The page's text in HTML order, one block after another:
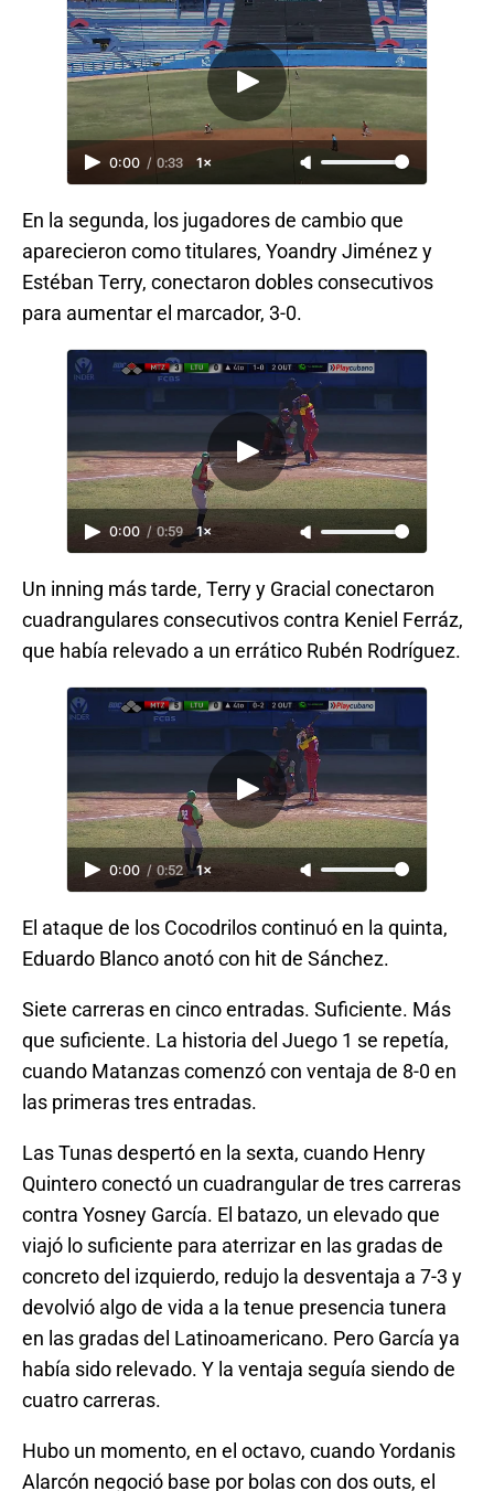
0:00 / 0:33 1×
En la segunda, los jugadores de cambio que
aparecieron como titulares, Yoandry Jiménez y
Estéban Terry, conectaron dobles consecutivos
para aumentar el marcador, 3-0.
0:00 / 0:59 1×
Un inning más tarde, Terry y Gracial conectaron
cuadrangulares consecutivos contra Keniel Ferráz,
que había relevado a un errático Rubén Rodríguez.
0:00 / 0:52 1×
El ataque de los Cocodrilos continuó en la quinta,
Eduardo Blanco anotó con hit de Sánchez.
Siete carreras en cinco entradas. Suficiente. Más
que suficiente. La historia del Juego 1 se repetía,
cuando Matanzas comenzó con ventaja de 8-0 en
las primeras tres entradas.
Las Tunas despertó en la sexta, cuando Henry
Quintero conectó un cuadrangular de tres carreras
contra Yosney García. El batazo, un elevado que
viajó lo suficiente para aterrizar en las gradas de
concreto del izquierdo, redujo la desventaja a 7-3 y
devolvió algo de vida a la tenue presencia tunera
en las gradas del Latinoamericano. Pero García ya
había sido relevado. Y la ventaja seguía siendo de
cuatro carreras.
Hubo un momento, en el octavo, cuando Yordanis
Alarcón negoció base por bolas con dos outs, el